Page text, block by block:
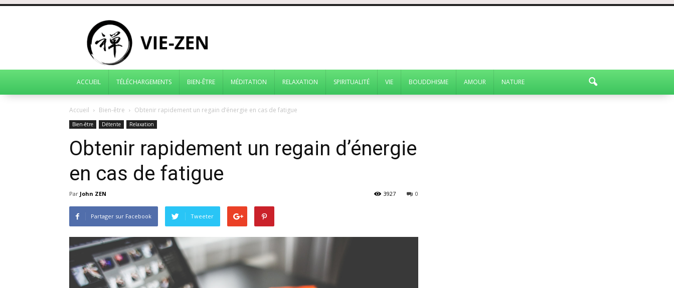
ACCUEIL TÉLÉCHARGEMENTS BIEN-ÊTRE MÉDITATION RELAXATION SPIRITUALITÉ VIE BOUDDHISME AMOUR NATURE
Accueil Bien-être Obtenir rapidement un regain d’énergie en cas de fatigue
Bien-être Détente Relaxation
Obtenir rapidement un regain d’énergie
en cas de fatigue
Par John ZEN 0
3927
Partager sur Facebook Tweeter